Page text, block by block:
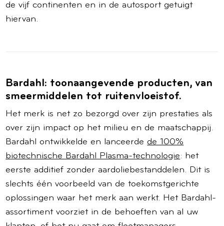
de vijf continenten en in de autosport getuigt
hiervan.
Bardahl: toonaangevende producten, van
smeermiddelen tot ruitenvloeistof.
Het merk is net zo bezorgd over zijn prestaties als
over zijn impact op het milieu en de maatschappij.
Bardahl ontwikkelde en lanceerdede 100%
biotechnische Bardahl Plasma-technologie: het
eerste additief zonder aardoliebestanddelen. Dit is
slechts één voorbeeld van de toekomstgerichte
oplossingen waar het merk aan werkt. Het Bardahl-
assortiment voorziet in de behoeften van al uw